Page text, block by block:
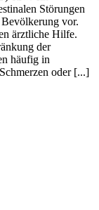
Störungen
vor.
ärztliche Hilfe.
der
häufig in
oder [...]